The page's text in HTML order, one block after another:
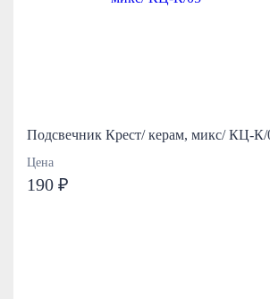
Подсвечник Крест/ керам, микс/ КЦ-К/
Цена
190 ₽